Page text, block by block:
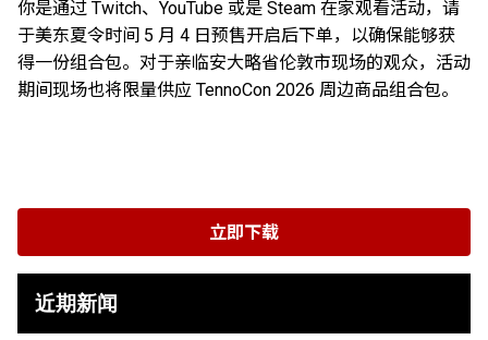
你是通过 Twitch、YouTube 或是 Steam 在家观看活动，请
于美东夏令时间 5 月 4 日预售开启后下单，以确保能够获
得一份组合包。对于亲临安大略省伦敦市现场的观众，活动
期间现场也将限量供应 TennoCon 2026 周边商品组合包。
立即下载
近期新闻